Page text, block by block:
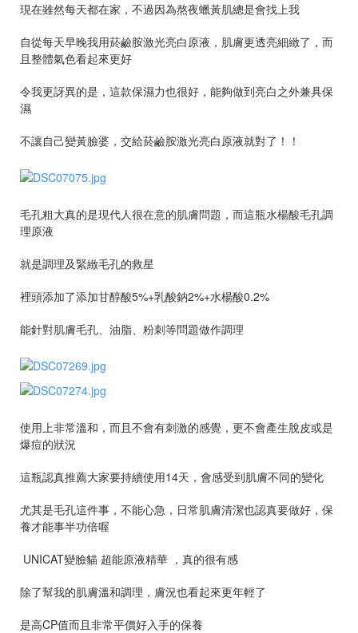
現在雖然每天都在家，不過因為熬夜蠟黃肌總是會找上我
自從每天早晚我用菸鹼胺激光亮白原液，肌膚更透亮細緻了，而
且整體氣色看起來更好
令我更訝異的是，這款保濕力也很好，能夠做到亮白之外兼具保
濕
不讓自己變黃臉婆，交給菸鹼胺激光亮白原液就對了！！
毛孔粗大真的是現代人很在意的肌膚問題，而這瓶水楊酸毛孔調
理原液
就是調理及緊緻毛孔的救星
裡頭添加了添加甘醇酸5%+乳酸鈉2%+水楊酸0.2%
能針對肌膚毛孔、油脂、粉刺等問題做作調理
使用上非常溫和，而且不會有刺激的感覺，更不會產生脫皮或是
爆痘的狀況
這瓶認真推薦大家要持續使用14天，會感受到肌膚不同的變化
尤其是毛孔這件事，不能心急，日常肌膚清潔也認真要做好，保
養才能事半功倍喔
UNICAT變臉貓 超能原液精華 ，真的很有感
除了幫我的肌膚溫和調理，膚況也看起來更年輕了
是高CP值而且非常平價好入手的保養